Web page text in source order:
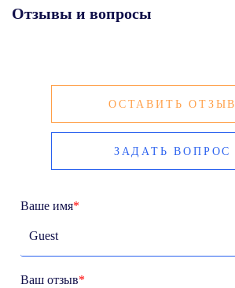
Отзывы и вопросы
ОСТАВИТЬ ОТЗЫВ
ЗАДАТЬ ВОПРОС
Ваше имя*
Ваш отзыв*